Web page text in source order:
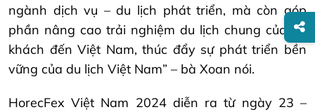
ngành dịch vụ – du lịch phát triển, mà còn góp
phần nâng cao trải nghiệm du lịch chung của du
khách đến Việt Nam, thúc đẩy sự phát triển bền
vững của du lịch Việt Nam” – bà Xoan nói.
HorecFex Việt Nam 2024 diễn ra từ ngày 23 –